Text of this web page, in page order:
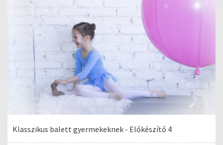
Klasszikus balett gyermekeknek - Előkészítő 4